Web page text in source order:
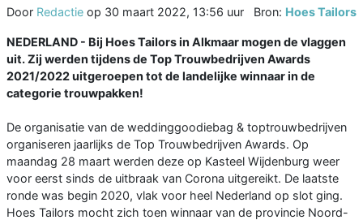
Door Redactie op 30 maart 2022, 13:56 uur Bron: Hoes Tailors
NEDERLAND - Bij Hoes Tailors in Alkmaar mogen de vlaggen
uit. Zij werden tijdens de Top Trouwbedrijven Awards
2021/2022 uitgeroepen tot de landelijke winnaar in de
categorie trouwpakken!
De organisatie van de weddinggoodiebag & toptrouwbedrijven
organiseren jaarlijks de Top Trouwbedrijven Awards. Op
maandag 28 maart werden deze op Kasteel Wijdenburg weer
voor eerst sinds de uitbraak van Corona uitgereikt. De laatste
ronde was begin 2020, vlak voor heel Nederland op slot ging.
Hoes Tailors mocht zich toen winnaar van de provincie Noord-